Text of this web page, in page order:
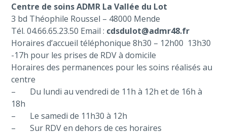
Centre de soins ADMR La Vallée du Lot
3 bd Théophile Roussel – 48000 Mende
Tél. 04.66.65.23.50 Email : cdsdulot@admr48.fr
Horaires d’accueil téléphonique 8h30 – 12h00 13h30
-17h pour les prises de RDV à domicile
Horaires des permanences pour les soins réalisés au
centre
– Du lundi au vendredi de 11h à 12h et de 16h à
18h
– Le samedi de 11h30 à 12h
– Sur RDV en dehors de ces horaires